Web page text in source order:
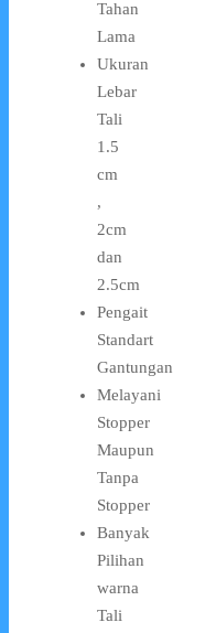
Tahan
Lama
Ukuran
Lebar
Tali
1.5
cm
,
2cm
dan
2.5cm
Pengait
Standart
Gantungan
Melayani
Stopper
Maupun
Tanpa
Stopper
Banyak
Pilihan
warna
Tali